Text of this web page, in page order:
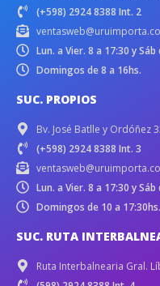
(+598) 2924 8388 Int. 2
Lun. a Vier. 8 a 17:30 y Sáb
Domingos de 8 a 16hs.
SUC. PROPIOS
Bv. José Batlle y Ordóñez
(+598) 2924 8388 Int. 3
Lun. a Vier. 8 a 17:30 y Sáb
Domingos de 10 a 17:30hs.
SUC. RUTA
Ruta Interbalnearia Gral.